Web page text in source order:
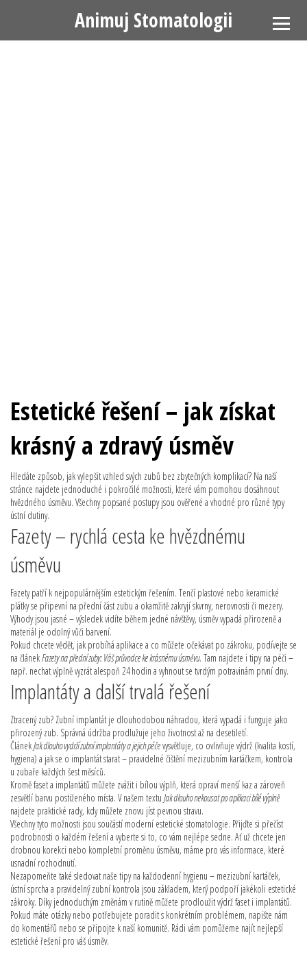
Animuj Stomatologii
Estetické řešení – jak získat
krásný a zdravý úsměv
Hledáte způsob, jak vylepšit vzhled svých zubů bez zbytečných komplikací? Na naší
stránce najdete jednoduché i pokročilé možnosti, které vám pomohou dosáhnout
hvězdného úsměvu. Všechny popsané postupy jsou ověřené a vhodné pro různé typy
ústní dutiny.
Fazety – rychlá cesta ke hvězdnému
úsměvu
Fazety patří k nejpopulárnějším estetickým řešením. Tenčí plastové nebo keramické
plátky se připevní na přední část zubu a okamžitě zakryjí skvrny, nerovnosti či mezery.
Výhody jsou jasné – výsledek vidíte během jedné návštěvy, úsměv vypadá přirozeně a
materiál je odolný vůči barvení.
Pokud chcete vědět, jak probíhá aplikace a co můžete očekávat po zákroku, podívejte se
na článekFazety na přední zuby: Váš průvodce ke krásnému úsměvu. Tam najdete i tipy na péči –
např. nechat výplně vyzrát alespoň 24 hodin a vyhnout se tvrdým potravinám první dny.
Implantáty a další trvalá řešení
Ztracený zub? Zubní implantát je dlouhodobou náhradou, která vypadá i funguje jako
přirozený zub. Správná údržba prodlužuje jeho životnost až na desetiletí.
ČlánekJak dlouho vydrží zubní implantáty a jejich péčevysvětluje, co ovlivňuje výdrž (kvalita kostí,
hygiena) a jak se o implantát starat – pravidelné čištění mezizubním kartáčkem, kontrola
u zubaře každých šest měsíců.
Kromě faset a implantátů můžete zvážit i bílou výplň, která opraví menší kaz a zároveň
zesvětlí barvu postiženého místa. V našem textu Jak dlouho nekousat po aplikaci bílé výplně
najdete praktické rady, kdy můžete znovu jíst pevnou stravu.
Všechny tyto možnosti jsou součástí moderní estetické stomatologie. Přijďte si přečíst
podrobnosti o každém řešení a vyberte si to, co vám nejlépe sedne. Ať už chcete jen
drobnou korekci nebo kompletní proměnu úsměvu, máme pro vás informace, které
usnadní rozhodnutí.
Nezapomeňte také sledovat naše tipy na každodenní hygienu – mezizubní kartáček,
ústní sprcha a pravidelný zubní kontrola jsou základem, který podpoří jakékoli estetické
zákroky. Díky jednoduchým změnám v rutině můžete prodloužit výdrž faset i implantátů.
Pokud máte otázky nebo potřebujete poradit s konkrétním problémem, napište nám
do komentářů nebo se připojte k naší komunitě. Rádi vám pomůžeme najít nejlepší
estetické řešení pro váš úsměv.